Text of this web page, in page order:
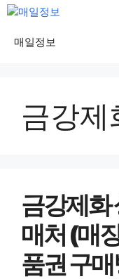
컨
매일정보
금강제
금강제화
매처 (매
품권 구